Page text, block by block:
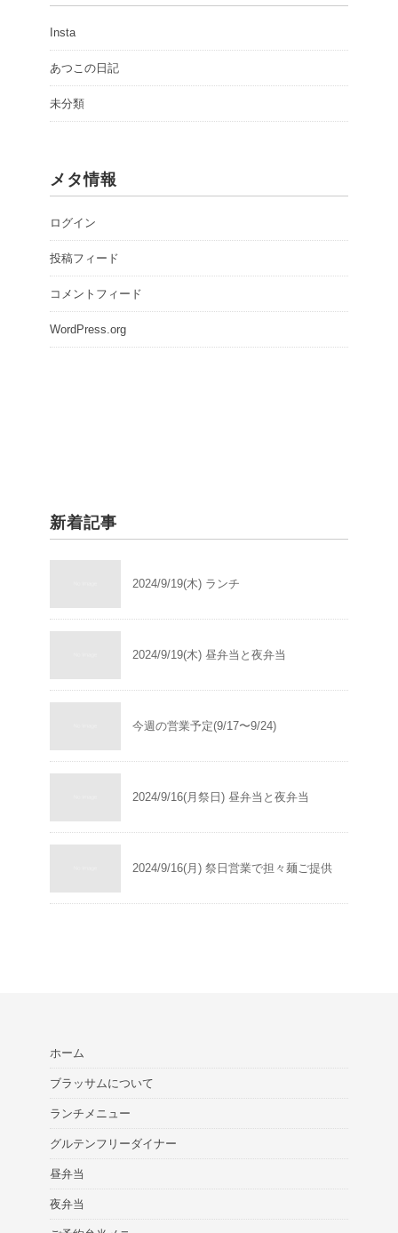
Insta
あつこの日記
未分類
メタ情報
ログイン
投稿フィード
コメントフィード
WordPress.org
新着記事
2024/9/19(木) ランチ
2024/9/19(木) 昼弁当と夜弁当
今週の営業予定(9/17〜9/24)
2024/9/16(月祭日) 昼弁当と夜弁当
2024/9/16(月) 祭日営業で担々麺ご提供
ホーム
ブラッサムについて
ランチメニュー
グルテンフリーダイナー
昼弁当
夜弁当